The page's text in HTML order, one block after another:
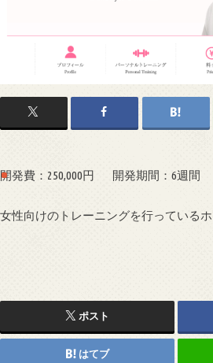
開発費：250,000円 開発期間：6週間
女性向けのトレーニングを行っているホ
ポスト
はてブ